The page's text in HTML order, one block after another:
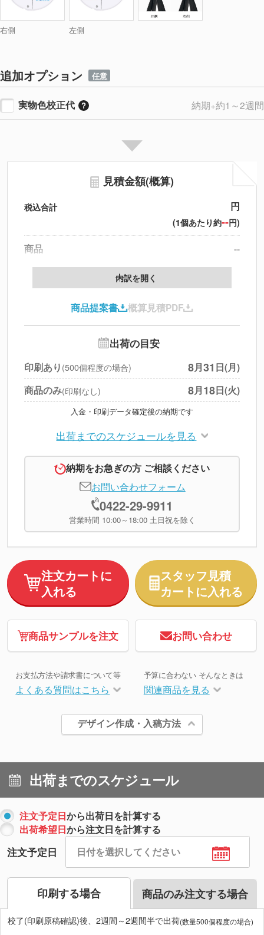
右側 左側
追加オプション 任意
実物色校正代 納期+約1～2週間
見積金額(概算)
税込合計 円
(1個あたり約--円)
商品
--
製版代
印刷代
北海道・沖縄・離島 別途
※上記小計は税別です
内訳を開く
商品提案書 概算見積PDF
出荷の目安
印刷あり (500個程度の場合) 8月31 日(月)
商品のみ(印刷なし) 8月18日(火)
入金・印刷データ確定後の納期です
出荷までのスケジュールを見る
納期をお急ぎの方 ご相談ください
お問い合わせフォーム
0422-29-9911
営業時間 10:00～18:00 土日祝を除く
注文カートに
入れる
スタッフ見積
カートに入れる
商品サンプルを注文 お問い合わせ
お支払方法や請求書について等
よくある質問はこちら
予算に合わない そんなときは
関連商品を見る
デザイン作成・入稿方法
出荷までのスケジュール
注文予定日から出荷日を計算する
出荷希望日から注文日を計算する
注文予定日
印刷する場合 商品のみ注文する場合
校了(印刷原稿確認)後、2週間～2週間半で出荷(数量500個程度の場合)